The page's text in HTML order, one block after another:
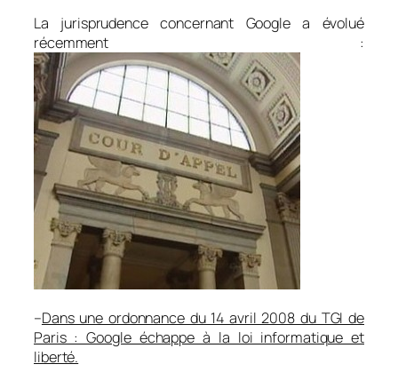
La jurisprudence concernant Google a évolué
récemment :
–Dans une ordonnance du 14 avril 2008 du TGI de
Paris : Google échappe à la loi informatique et
liberté.